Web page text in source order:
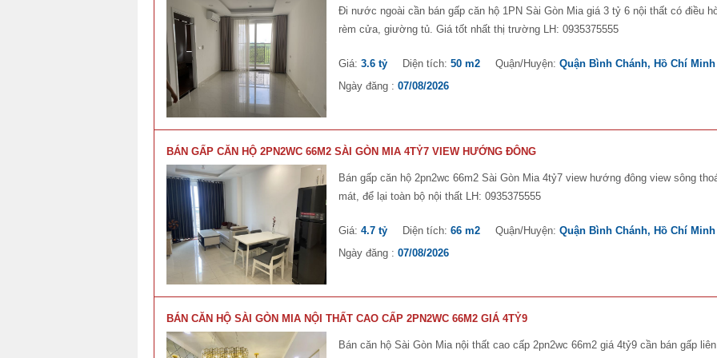
Đi nước ngoài cần bán gấp căn hộ 1PN Sài Gòn Mia giá 3 tỷ 6 nội thất có điều
rèm cửa, giường tủ. Giá tốt nhất thị trường LH: 0935375555
Giá: 3.6 tỷ Diện tích: 50 m2 Quận/Huyện: Quận Bình Chánh, Hồ Chí Minh
Ngày đăng : 07/08/2026
BÁN GẤP CĂN HỘ 2PN2WC 66M2 SÀI GÒN MIA 4TỶ7 VIEW HƯỚNG ĐÔNG
Bán gấp căn hộ 2pn2wc 66m2 Sài Gòn Mia 4tỷ7 view hướng đông view sông
mát, để lại toàn bộ nội thất LH: 0935375555
Giá: 4.7 tỷ Diện tích: 66 m2 Quận/Huyện: Quận Bình Chánh, Hồ Chí Minh
Ngày đăng : 07/08/2026
BÁN CĂN HỘ SÀI GÒN MIA NỘI THẤT CAO CẤP 2PN2WC 66M2 GIÁ 4TỶ9
Bán căn hộ Sài Gòn Mia nội thất cao cấp 2pn2wc 66m2 giá 4tỷ9 cần bán gấp